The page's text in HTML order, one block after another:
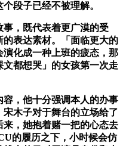
段子已经不被理解。
，既代表着更广漠的受
表达素材。「面临更大的
化成一种上班的疲态，那
都想哭」的女孩第一次走
，他十分强调本人的办事
木子对于舞台的立场给了
，她抱着赌一把的心态去
的履历之下，小时候会仿